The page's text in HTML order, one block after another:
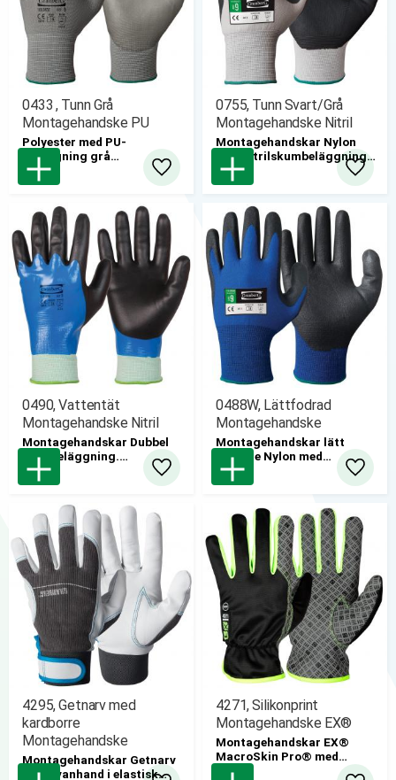
0433 , Tunn Grå
Montagehandske PU
Polyester med PU-
beläggning grå
12st/bunt
pris/par
Lägg till i favoriter
0755, Tunn Svart/Grå
Montagehandske Nitril
Montagehandskar Nylon
med nitrilskumbeläggning.
12st/bunt
pris/par
Lägg
0490, Vattentät
Montagehandske Nitril
Montagehandskar Dubbel
nitrilbeläggning.
Vattentäta
12st/bunt
Lägg till i favoriter
0488W, Lättfodrad
Montagehandske
Montagehandskar lätt
fodrade Nylon med
nitrilbeläggning. Borstad
akryl.
pris/par
Lägg
4295, Getnarv med
kardborre
Montagehandske
Montagehandskar Getnarv
med ovanhand i elastisk
4271, Silikonprint
Montagehandske EX®
Montagehandskar EX®
MacroSkin Pro® med
silikonprint i innerhand.